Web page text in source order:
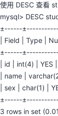
程
认
证
的
实
验
我
的
收
藏
支
持
声
建
议
使用 DESC 查看
mysql> DESC
±------
| Field | Type |
±------
| id | int(4) | YES
| name |
| sex | char(1) |
±------
3 rows in set